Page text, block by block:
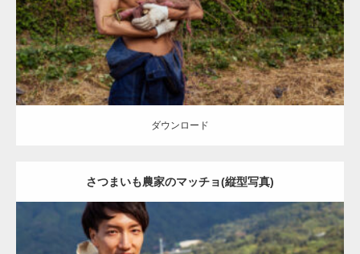
ダウンロード
ダウンロード
さつまいも農家のマッチョ(縦型写真)